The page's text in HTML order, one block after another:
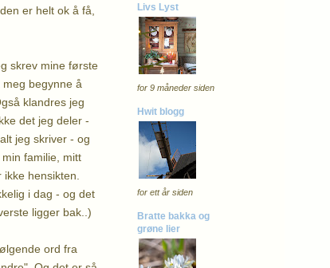
er helt ok å få,
skrev mine første
begynne å
klandres jeg
det jeg deler -
jeg skriver - og
familie, mitt
hensikten.
i dag - og det
ligger bak..)
ord fra
Livs Lyst
for 9 måneder siden
Hwit blogg
for ett år siden
Bratte bakka og
grøne lier